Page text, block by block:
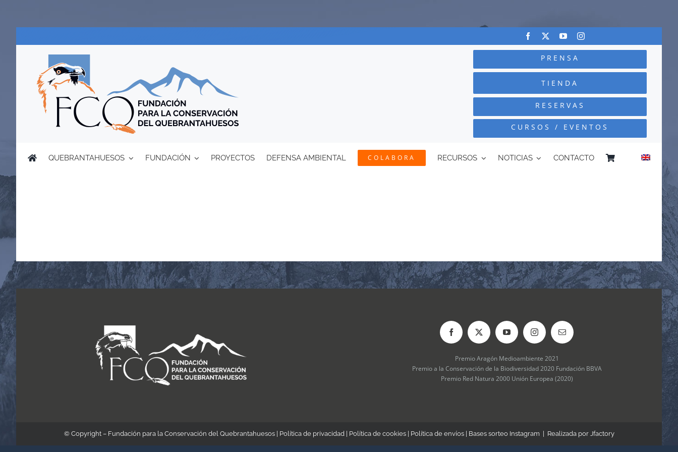
contenido
PRENSA
TIENDA
RESERVAS
CURSOS / EVENTOS
QUEBRANTAHUESOS FUNDACIÓN PROYECTOS DEFENSA AMBIENTAL COLABORA RECURSOS NOTICIAS CONTACTO
Premio Aragón Medioambiente 2021
Premio a la Conservación de la Biodiversidad 2020 Fundación BBVA
Premio Red Natura 2000 Unión Europea (2020)
© Copyright – Fundación para la Conservación del Quebrantahuesos | Política de privacidad| Política de cookies| Política de envíos| Bases sorteo Instagram | Realizada por Jfactory